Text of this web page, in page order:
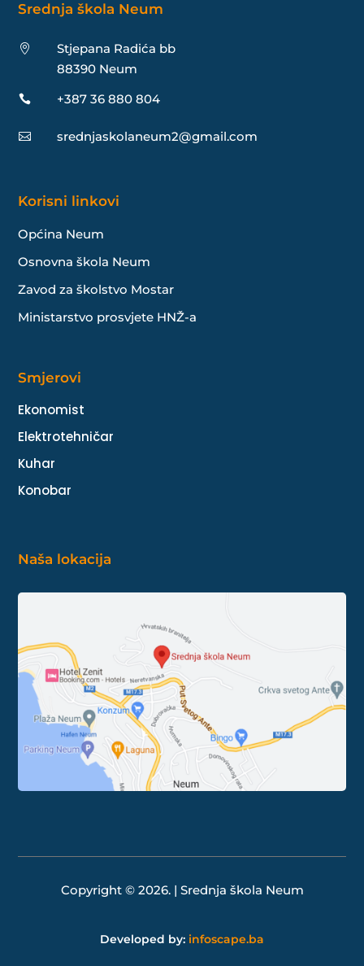
Srednja škola Neum

Stjepana Radića bb
88390 Neum
 +387 36 880 804
 srednjaskolaneum2@gmail.com
Korisni linkovi
Općina Neum
Osnovna škola Neum
Zavod za školstvo Mostar
Ministarstvo prosvjete HNŽ-a
Smjerovi
Ekonomist
Elektrotehničar
Kuhar
Konobar
Naša lokacija
Copyright © 2026. | Srednja škola Neum
Developed by: infoscape.ba